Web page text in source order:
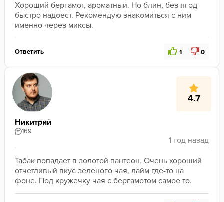
Хороший бергамот, ароматный. Но блин, без ягод
быстро надоест. Рекомендую знакомиться с ним
именно через миксы.
Ответить 1 0
4.7
Никитрий
169
Табак попадает в золотой пантеон. Очень хороший
отчетливый вкус зеленого чая, лайм где-то на
фоне. Под кружечку чая с бергамотом самое то.